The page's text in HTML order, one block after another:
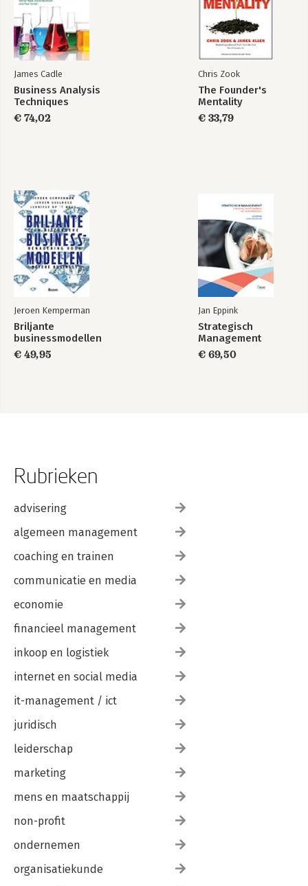
James Cadle
Business Analysis
Techniques
€ 74,02
Chris Zook
The Founder's
Mentality
€ 33,79
Jeroen Kemperman
Briljante
businessmodellen
€ 49,95
Jan Eppink
Strategisch
Management
€ 69,50
Rubrieken
advisering
algemeen management
coaching en trainen
communicatie en media
economie
financieel management
inkoop en logistiek
internet en social media
it-management / ict
juridisch
leiderschap
marketing
mens en maatschappij
non-profit
ondernemen
organisatiekunde